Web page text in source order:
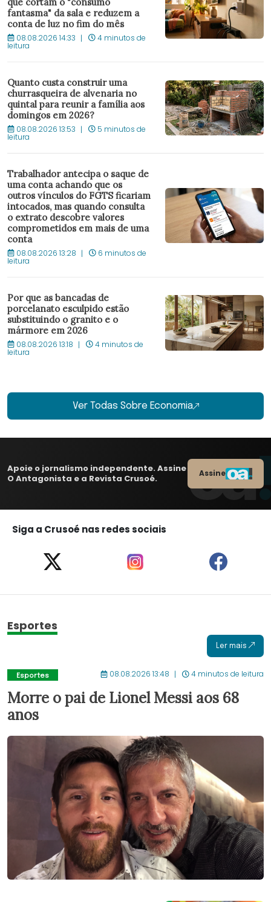
fantasma" da sala e reduzem a
conta de luz no fim do mês
08.08.2026 14:33 4 minutos de
leitura
Quanto custa construir uma
churrasqueira de alvenaria no
quintal para reunir a família aos
domingos em 2026?
08.08.2026 13:53 5 minutos de
leitura
Trabalhador antecipa o saque de
uma conta achando que os
outros vínculos do FGTS ficariam
intocados, mas quando consulta
o extrato descobre valores
comprometidos em mais de uma
conta
08.08.2026 13:28 6 minutos de
leitura
Por que as bancadas de
porcelanato esculpido estão
substituindo o granito e o
mármore em 2026
08.08.2026 13:18 4 minutos de
leitura
Ver Todas Sobre Economia
Apoie o jornalismo independente. Assine
O Antagonista e a Revista Crusoé.
Assine
Siga a Crusoé nas redes sociais
Esportes
Ler mais
Esportes 08.08.2026 13:48 4 minutos de leitura
Morre o pai de Lionel Messi aos 68
anos